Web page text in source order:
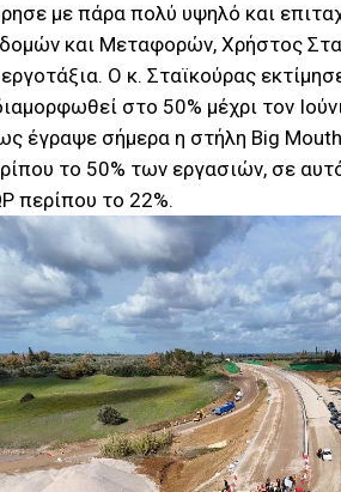
με πάρα πολύ υψηλό και
και Μεταφορών, Χρήστος
Ο κ. Σταϊκούρας
στο 50% μέχρι τον
έγραψε σήμερα η στήλη Big
το 50% των εργασιών, σε
περίπου το 22%.